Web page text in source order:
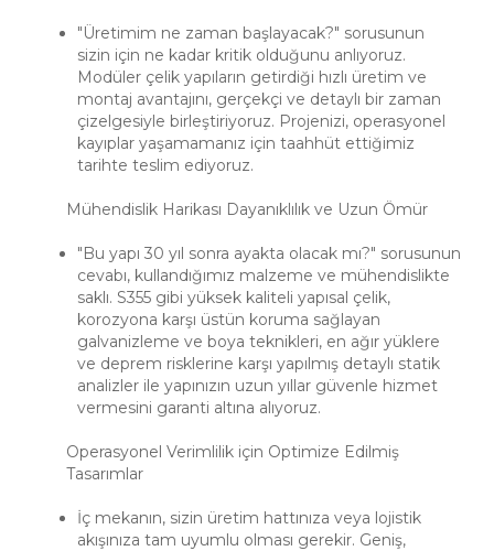
"Üretimim ne zaman başlayacak?" sorusunun
sizin için ne kadar kritik olduğunu anlıyoruz.
Modüler çelik yapıların getirdiği hızlı üretim ve
montaj avantajını, gerçekçi ve detaylı bir zaman
çizelgesiyle birleştiriyoruz. Projenizi, operasyonel
kayıplar yaşamamanız için taahhüt ettiğimiz
tarihte teslim ediyoruz.
Mühendislik Harikası Dayanıklılık ve Uzun Ömür
"Bu yapı 30 yıl sonra ayakta olacak mı?" sorusunun
cevabı, kullandığımız malzeme ve mühendislikte
saklı. S355 gibi yüksek kaliteli yapısal çelik,
korozyona karşı üstün koruma sağlayan
galvanizleme ve boya teknikleri, en ağır yüklere
ve deprem risklerine karşı yapılmış detaylı statik
analizler ile yapınızın uzun yıllar güvenle hizmet
vermesini garanti altına alıyoruz.
Operasyonel Verimlilik için Optimize Edilmiş
Tasarımlar
İç mekanın, sizin üretim hattınıza veya lojistik
akışınıza tam uyumlu olması gerekir. Geniş,